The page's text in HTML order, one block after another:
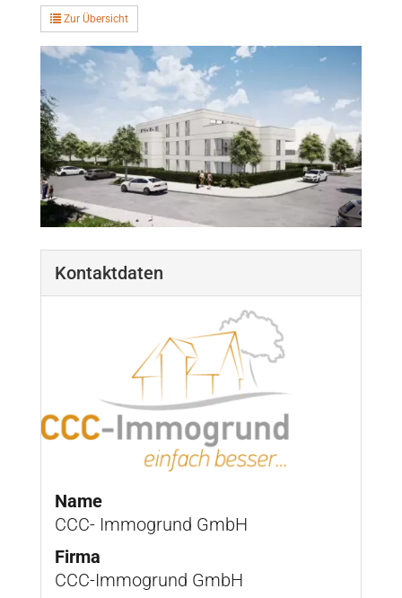
Zur Übersicht
Kontaktdaten
Name
CCC- Immogrund GmbH
Firma
CCC-Immogrund GmbH